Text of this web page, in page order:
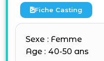
Fiche Casting
Sexe : Femme
Age : 40-50 ans